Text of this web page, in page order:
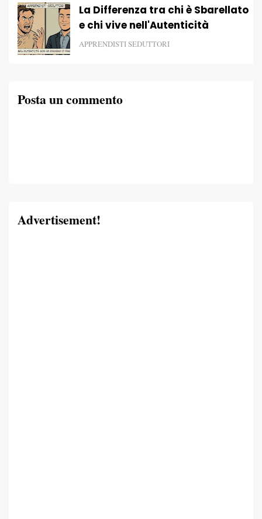
La Differenza tra chi è Sbarellato
e chi vive nell'Autenticità
APPRENDISTI SEDUTTORI
Posta un commento
Advertisement!